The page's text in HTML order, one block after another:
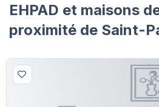
EHPAD et maisons
proximité de Saint-